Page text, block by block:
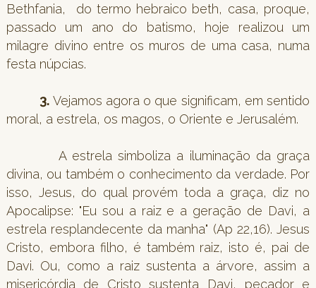
Bethfania, do termo hebraico beth, casa, proque,
passado um ano do batismo, hoje realizou um
milagre divino entre os muros de uma casa, numa
festa núpcias.
3. Vejamos agora o que significam, em sentido
moral, a estrela, os magos, o Oriente e Jerusalém.
A estrela simboliza a iluminação da graça
divina, ou também o conhecimento da verdade. Por
isso, Jesus, do qual provém toda a graça, diz no
Apocalipse: "Eu sou a raiz e a geração de Davi, a
estrela resplandecente da manha" (Ap 22,16). Jesus
Cristo, embora filho, é também raiz, isto é, pai de
Davi. Ou, como a raiz sustenta a árvore, assim a
misericórdia de Cristo sustenta Davi, pecador e